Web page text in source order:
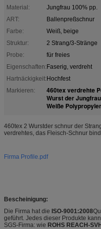
Material:
Jungfrau 100% pp.
ART:
Ballenpreßschnur
Farbe:
Weiß, beige
Struktur:
2 Strang/3-Stränge
Probe:
für freies
Eigenschaften:Faserig, verdreht
Hartnäckigkeit:Hochfest
Markieren:
460tex verdrehte
Wurst der
Weiße
460tex 2 Wurstder schnur der
verdrehtes, das Fleisch-Schnur
Firma Profile.pdf
Bescheinigung:
Die Firma hat die ISO-9001:2008
geführt. Jedes dieser Produkte
SGS-Firma: wie ROHS REACH-